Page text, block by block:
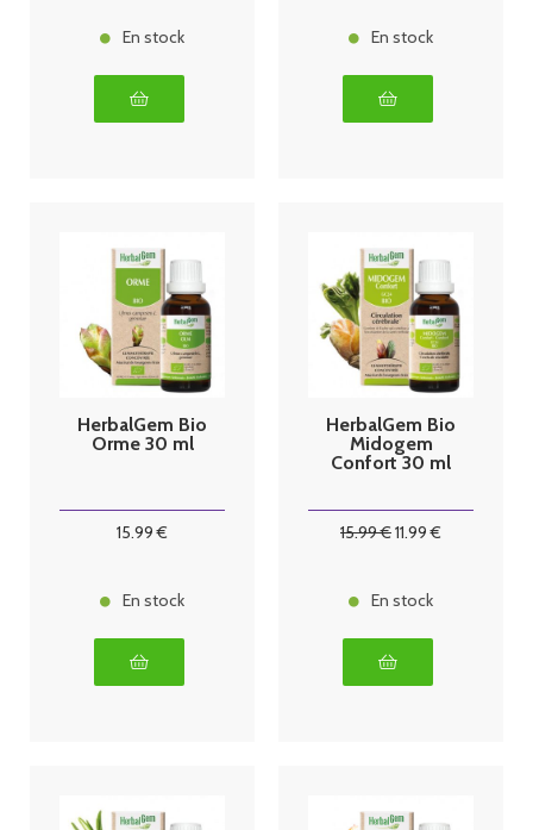
En stock En stock
HerbalGem Bio
Orme 30 ml
15.99 €
En stock
HerbalGem Bio
Midogem
Confort 30 ml
15.99€11.99 €
En stock